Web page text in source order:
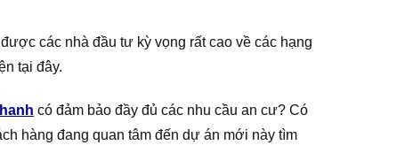
các nhà đầu tư kỳ vọng rất cao về các hạng
tại đây.
có đảm bảo đầy đủ các nhu cầu an cư? Có
hàng đang quan tâm đến dự án mới này tìm